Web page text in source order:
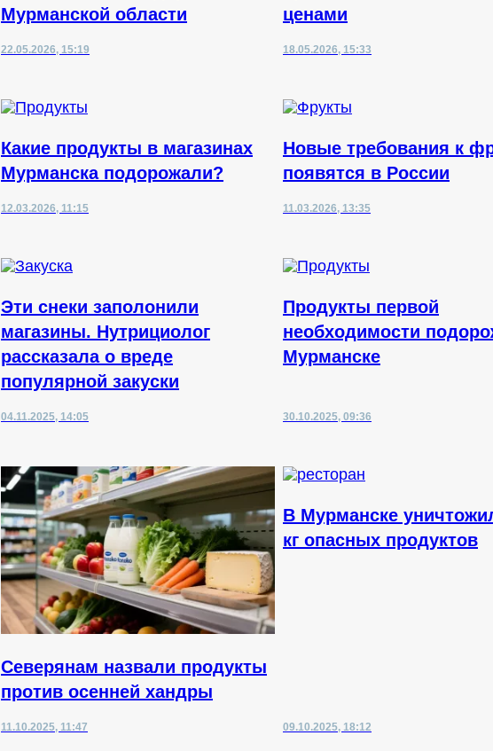
Мурманской области
22.05.2026, 15:19
ценами
18.05.2026, 15:33
Какие продукты в магазинах
Мурманска подорожали?
12.03.2026, 11:15
Новые требования к
появятся в России
11.03.2026, 13:35
Эти снеки заполонили
магазины. Нутрициолог
рассказала о вреде
популярной закуски
04.11.2025, 14:05
Продукты первой
необходимости
Мурманске
30.10.2025, 09:36
Северянам назвали продукты
против осенней хандры
11.10.2025, 11:47
В Мурманске
кг опасных продуктов
09.10.2025, 18:12